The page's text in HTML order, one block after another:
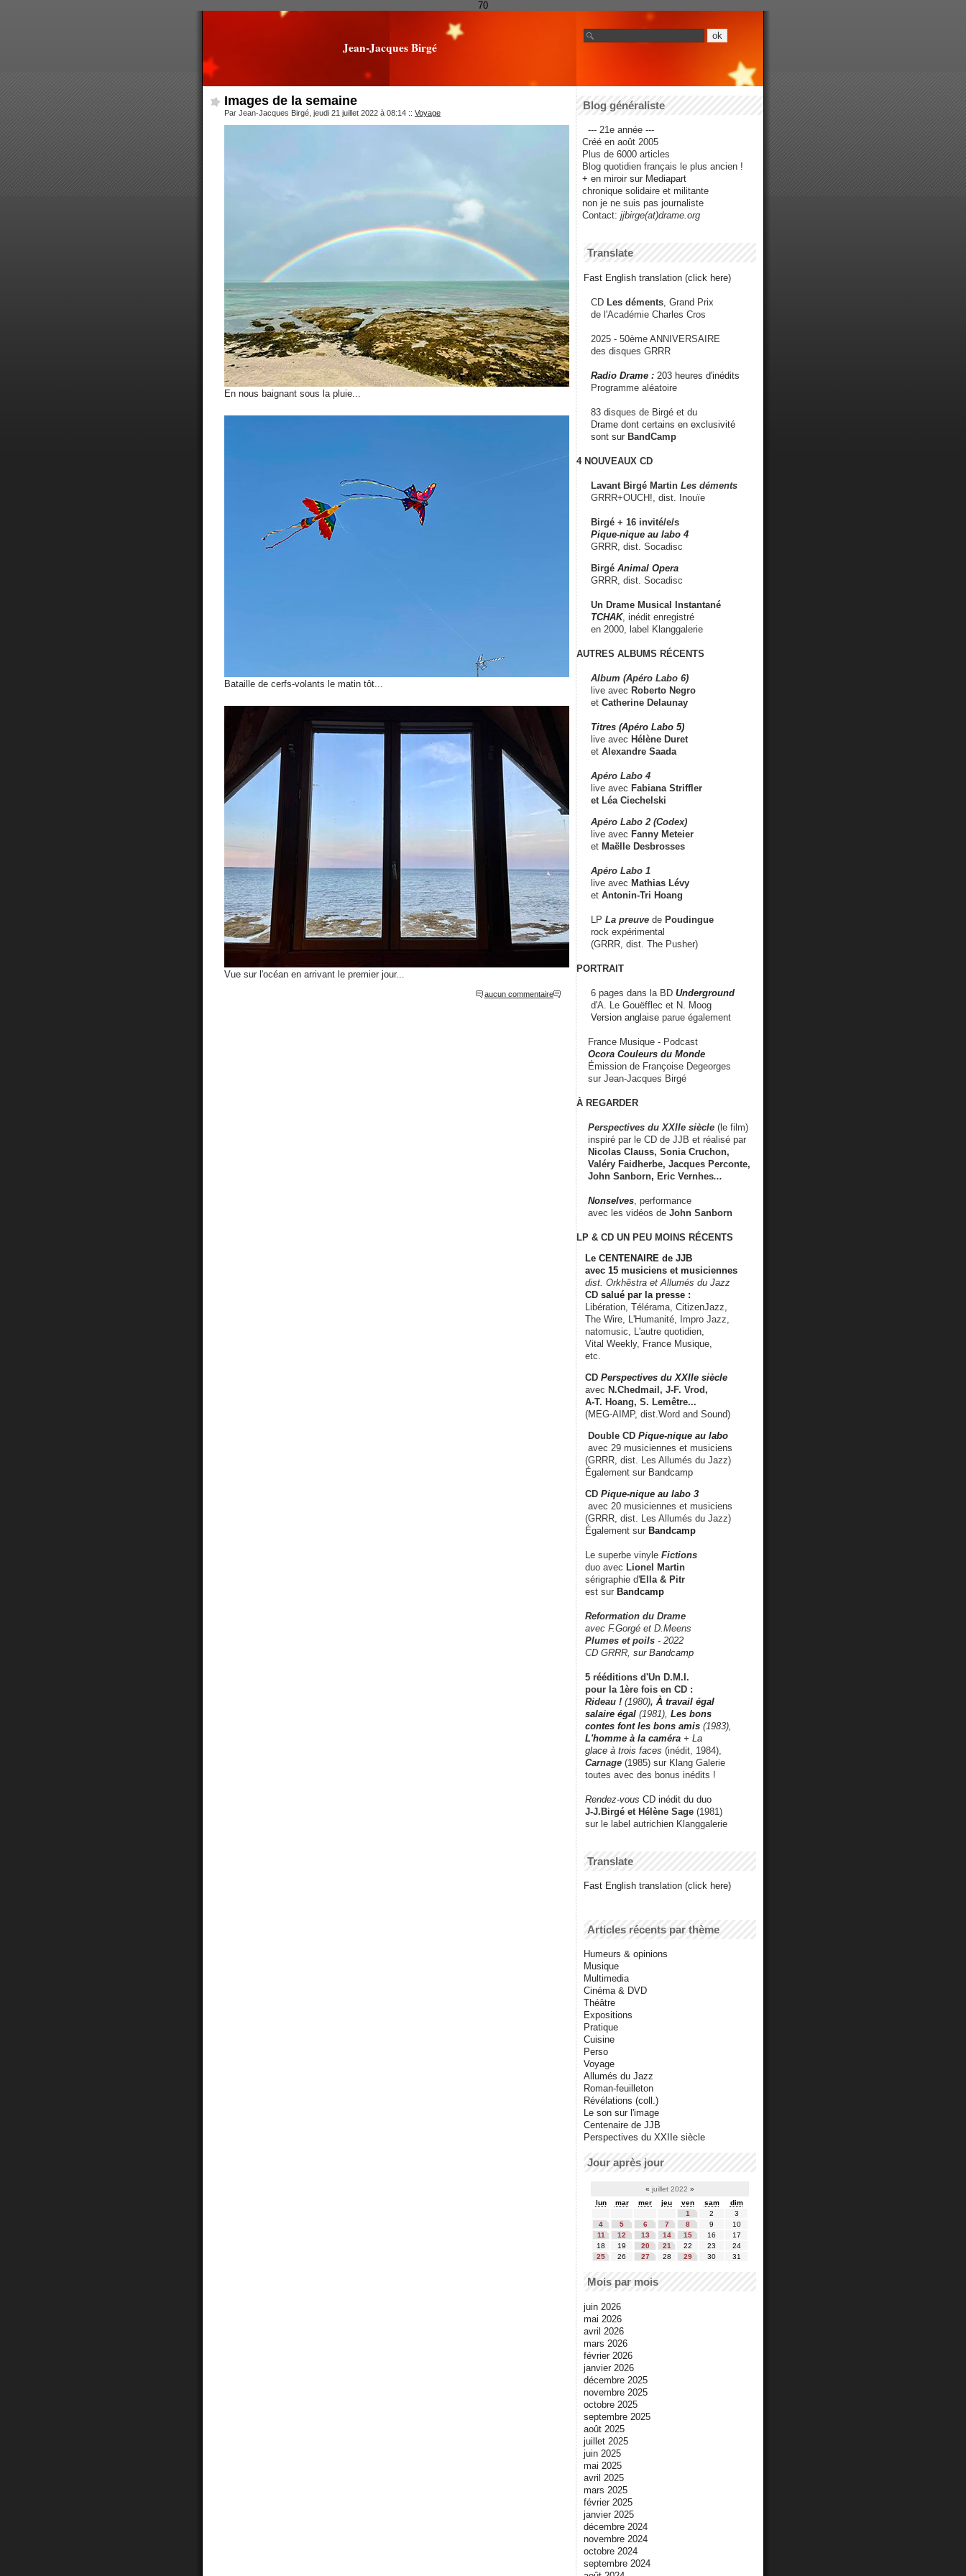
70
Jean-Jacques Birgé
Images de la semaine
Par Jean-Jacques Birgé, jeudi 21 juillet 2022 à 08:14 :: Voyage
En nous baignant sous la pluie...
Bataille de cerfs-volants le matin tôt...
Vue sur l'océan en arrivant le premier jour...
aucun commentaire
Blog généraliste
--- 21e année ---
Créé en août 2005
Plus de 6000 articles
Blog quotidien français le plus ancien !
+ en miroir sur Mediapart
chronique solidaire et militante
non je ne suis pas journaliste
Contact: jjbirge(at)drame.org
Translate
Fast English translation (click here)
CD Les déments , Grand Prix
de l'Académie Charles Cros
2025 - 50ème ANNIVERSAIRE
des disques GRRR
Radio Drame : 203 heures d'inédits
Programme aléatoire
83 disques de Birgé et du
Drame dont certains en exclusivité
sont sur BandCamp
4 NOUVEAUX CD
Lavant Birgé Martin Les déments
GRRR+OUCH!, dist. Inouïe
Birgé + 16 invité/e/s
Pique-nique au labo 4
GRRR, dist. Socadisc
Birgé Animal Opera
GRRR, dist. Socadisc
Un Drame Musical Instantané
TCHAK, inédit enregistré
en 2000, label Klanggalerie
AUTRES ALBUMS RÉCENTS
Album (Apéro Labo 6)
live avec Roberto Negro
et Catherine Delaunay
Titres (Apéro Labo 5)
live avec Hélène Duret
et Alexandre Saada
Apéro Labo 4
live avec Fabiana Striffler
et Léa Ciechelski
Apéro Labo 2 (Codex)
live avec Fanny Meteier
et Maëlle Desbrosses
Apéro Labo 1
live avec Mathias Lévy
et Antonin-Tri Hoang
LP La preuve de Poudingue
rock expérimental
(GRRR, dist. The Pusher)
PORTRAIT
6 pages dans la BD Underground
d'A. Le Gouëfflec et N. Moog
Version anglaise parue également
France Musique - Podcast
Ocora Couleurs du Monde
Émission de Françoise Degeorges
sur Jean-Jacques Birgé
À REGARDER
Perspectives du XXIIe siècle (le film)
inspiré par le CD de JJB et réalisé par
Nicolas Clauss, Sonia Cruchon,
Valéry Faidherbe, Jacques Perconte,
John Sanborn, Eric Vernhes...
Nonselves , performance
avec les vidéos de John Sanborn
LP & CD UN PEU MOINS RÉCENTS
Le CENTENAIRE de JJB
avec 15 musiciens et musiciennes
dist. Orkhêstra et Allumés du Jazz
CD salué par la presse :
Libération, Télérama, CitizenJazz,
The Wire, L'Humanité, Impro Jazz,
natomusic, L'autre quotidien,
Vital Weekly, France Musique,
etc.
CD Perspectives du XXIIe siècle
avec N.Chedmail, J-F. Vrod,
A-T. Hoang, S. Lemêtre...
(MEG-AIMP, dist.Word and Sound)
Double CD Pique-nique au labo
avec 29 musiciennes et musiciens
(GRRR, dist. Les Allumés du Jazz)
Également sur Bandcamp
CD Pique-nique au labo 3
avec 20 musiciennes et musiciens
(GRRR, dist. Les Allumés du Jazz)
Également sur Bandcamp
Le superbe vinyle Fictions
duo avec Lionel Martin
sérigraphie d'Ella & Pitr
est sur Bandcamp
Reformation du Drame
avec F.Gorgé et D.Meens
Plumes et poils - 2022
CD GRRR, sur Bandcamp
5 rééditions d'Un D.M.I.
pour la 1ère fois en CD :
Rideau ! (1980), À travail égal
salaire égal (1981), Les bons
contes font les bons amis (1983),
L'homme à la caméra + La
glace à trois faces (inédit, 1984),
Carnage (1985) sur Klang Galerie
toutes avec des bonus inédits !
Rendez-vous CD inédit du duo
J-J.Birgé et Hélène Sage (1981)
sur le label autrichien Klanggalerie
Translate
Fast English translation (click here)
Articles récents par thème
Humeurs & opinions
Musique
Multimedia
Cinéma & DVD
Théâtre
Expositions
Pratique
Cuisine
Perso
Voyage
Allumés du Jazz
Roman-feuilleton
Révélations (coll.)
Le son sur l'image
Centenaire de JJB
Perspectives du XXIIe siècle
Jour après jour
« juillet 2022 »
lun
mar mer jeu ven sam
dim
1
2
3
4
5 6 7 8 9
10
11
12 13 14 15 16
17
18
19 20 21 22 23
24
25
26 27 28 29 30 31
Mois par mois
juin 2026
mai 2026
avril 2026
mars 2026
février 2026
janvier 2026
décembre 2025
novembre 2025
octobre 2025
septembre 2025
août 2025
juillet 2025
juin 2025
mai 2025
avril 2025
mars 2025
février 2025
janvier 2025
décembre 2024
novembre 2024
octobre 2024
septembre 2024